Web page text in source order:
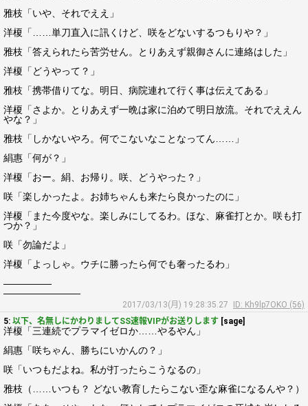
雅枝「いや、それでええ」
洋榎「……単刀直入に訊くけど、咲をどないするつもりや？」
雅枝「答えられたら苦労せん。とりあえず親御さんに連絡はした」
洋榎「どうやって？」
雅枝「携帯借りてな。明日、病院連れて行く事は伝えてある」
洋榎「さよか。とりあえず一晩は家に泊めて明日放流。それでええん
やな？」
雅枝「しかないやろ。何でこないなことなってん……」
絹惠「何が？」
洋榎「おー。絹、お帰り。咲、どうやった？」
咲「楽しかったよ。お姉ちゃんも来たら良かったのに」
洋榎「また今度やな。楽しみにしてるわ。ほな、麻雀打とか。咲も打
つか？」
咲「勿論だよ」
洋榎「よっしゃ。ウチに勝ったら何でも奢ったるわ」
―――――
――――――――
2017/03/13(月) 19:28:35.27
ID: Kh9lp7OKO (56)
5: 以下、名無しにかわりましてSS速報VIPがお送りします [sage]
洋榎「三連続でプラマイゼロか……やるやん」
絹惠「咲ちゃん、勝ちにいかんの？」
咲「いつもだよね。私が打ったらこうなるの」
雅枝（……いつも？ どない教育したらこない歪な麻雀になるんや？）